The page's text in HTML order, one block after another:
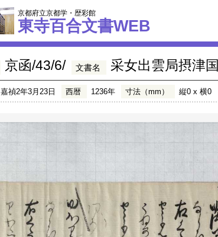
京都府立京都学・歴彩館
東寺百合文書WEB
京函/43/6/ 文書名 采女出雲局摂津
嘉禎2年3月23日 西暦 1236年 寸法（mm） 縦0 x 横0